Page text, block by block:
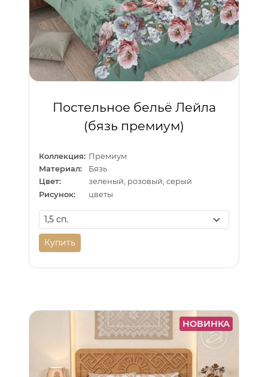
Постельное бельё Лейла
(бязь премиум)
Коллекция: Премиум
Материал:
Бязь
Цвет:
зеленый, розовый, серый
Рисунок:
цветы
Купить
НОВИНКА